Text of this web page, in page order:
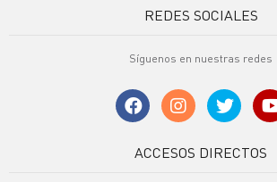
REDES SOCIALES
Síguenos en nuestras redes
ACCESOS DIRECTOS